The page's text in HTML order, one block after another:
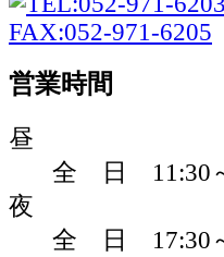
営業時間
昼
全 日 11:30～
夜
全 日 17:30～